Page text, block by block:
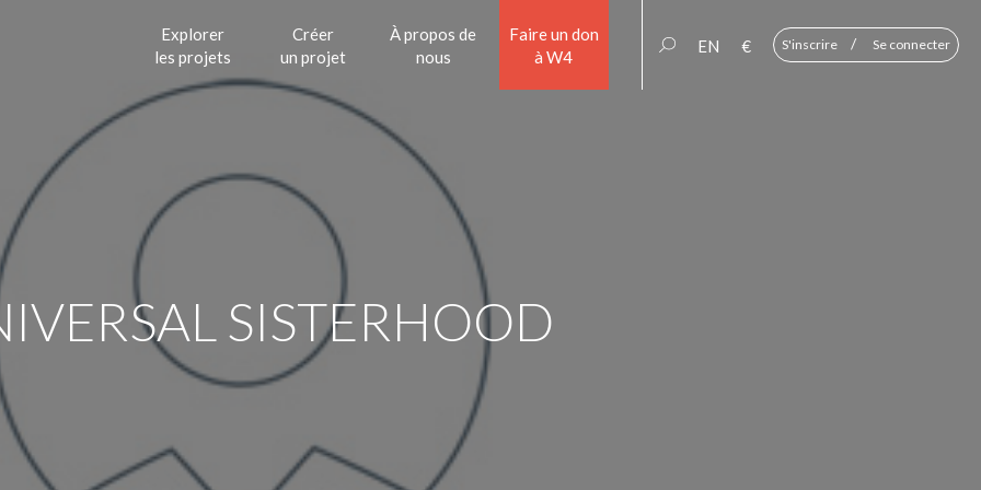
Explorer
les projets
Créer
un projet
À propos de
nous
Faire un don
à W4
EN € S'inscrire / Se connecter
SISTERHOOD